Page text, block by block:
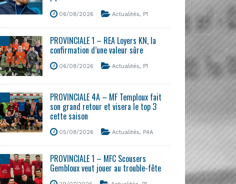
06/08/2026 Actualités, P1
PROVINCIALE 1 – REA Loyers KN, la
confirmation d’une valeur sûre
06/08/2026 Actualités, P1
PROVINCIALE 4A – MF Temploux fait
son grand retour et visera le top 3
cette saison
05/08/2026 Actualités, P4A
PROVINCIALE 1 – MFC Scousers
Gembloux veut jouer au trouble-fête